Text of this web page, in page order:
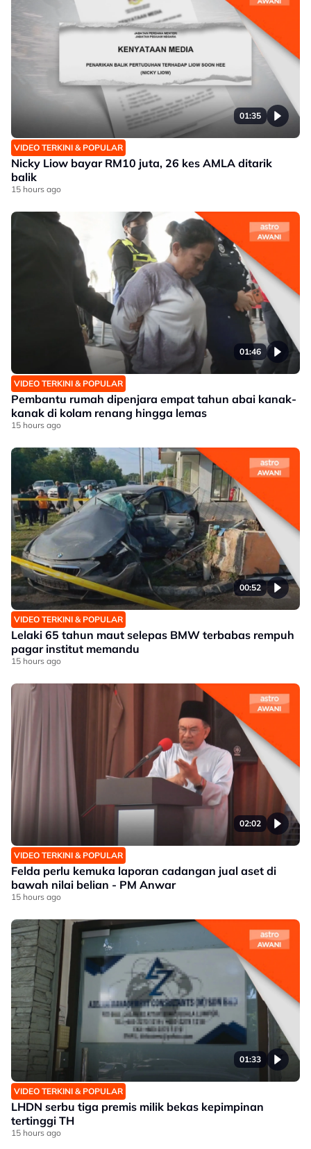
01:35
VIDEO TERKINI & POPULAR
Nicky Liow bayar RM10 juta, 26 kes AMLA ditarik
balik
15 hours ago
01:46
VIDEO TERKINI & POPULAR
Pembantu rumah dipenjara empat tahun abai kanak-
kanak di kolam renang hingga lemas
15 hours ago
00:52
VIDEO TERKINI & POPULAR
Lelaki 65 tahun maut selepas BMW terbabas rempuh
pagar institut memandu
15 hours ago
02:02
VIDEO TERKINI & POPULAR
Felda perlu kemuka laporan cadangan jual aset di
bawah nilai belian - PM Anwar
15 hours ago
01:33
VIDEO TERKINI & POPULAR
LHDN serbu tiga premis milik bekas kepimpinan
tertinggi TH
15 hours ago